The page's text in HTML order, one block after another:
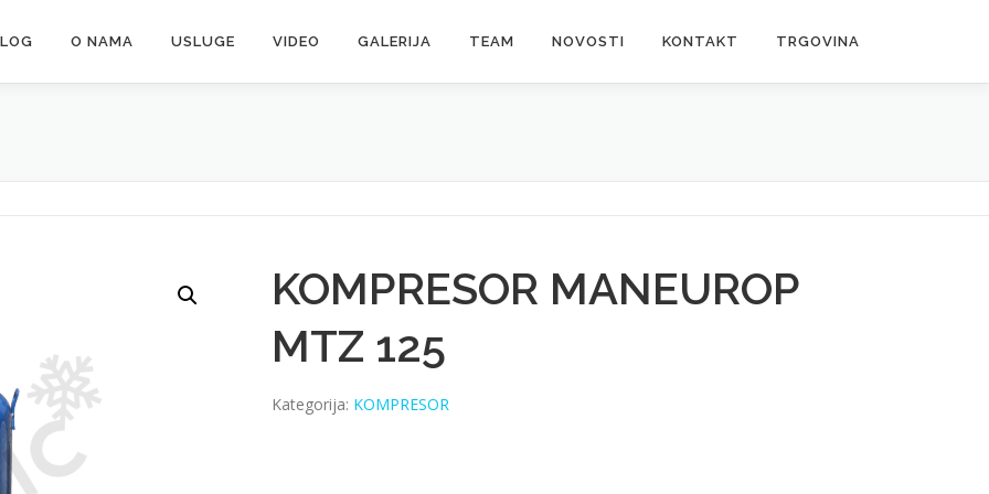
O NAMA USLUGE VIDEO GALERIJA TEAM NOVOSTI KONTAKT TRGOVINA
KOMPRESOR MANEUROP
MTZ 125
Kategorija: KOMPRESOR